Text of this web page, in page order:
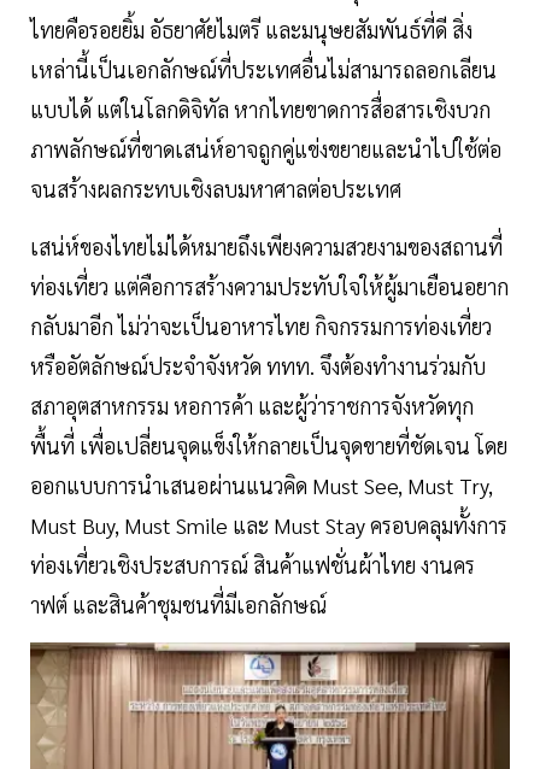
ไทยคือรอยยิ้ม อัธยาศัยไมตรี และมนุษยสัมพันธ์ที่ดี สิ่ง
เหล่านี้เป็นเอกลักษณ์ที่ประเทศอื่นไม่สามารถลอกเลียน
แบบได้ แต่ในโลกดิจิทัล หากไทยขาดการสื่อสารเชิงบวก
ภาพลักษณ์ที่ขาดเสน่ห์อาจถูกคู่แข่งขยายและนำไปใช้ต่อ
จนสร้างผลกระทบเชิงลบมหาศาลต่อประเทศ
เสน่ห์ของไทยไม่ได้หมายถึงเพียงความสวยงามของสถานที่
ท่องเที่ยว แต่คือการสร้างความประทับใจให้ผู้มาเยือนอยาก
กลับมาอีก ไม่ว่าจะเป็นอาหารไทย กิจกรรมการท่องเที่ยว
หรืออัตลักษณ์ประจำจังหวัด ททท. จึงต้องทำงานร่วมกับ
สภาอุตสาหกรรม หอการค้า และผู้ว่าราชการจังหวัดทุก
พื้นที่ เพื่อเปลี่ยนจุดแข็งให้กลายเป็นจุดขายที่ชัดเจน โดย
ออกแบบการนำเสนอผ่านแนวคิด Must See, Must Try,
Must Buy, Must Smile และ Must Stay ครอบคลุมทั้งการ
ท่องเที่ยวเชิงประสบการณ์ สินค้าแฟชั่นผ้าไทย งานคร
าฟต์ และสินค้าชุมชนที่มีเอกลักษณ์